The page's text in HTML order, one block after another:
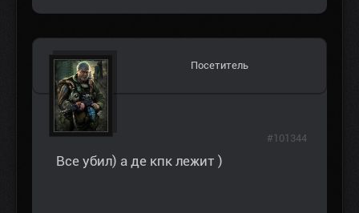
Посетитель
Все убил) а де кпк лежит )
#101344